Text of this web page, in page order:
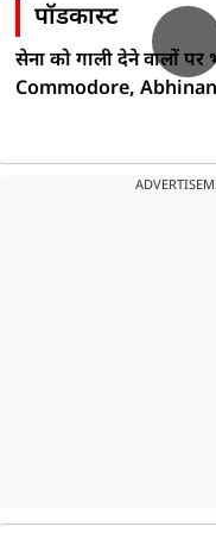
पॉडकास्ट
सेना को गाली देने वालों
Commodore,